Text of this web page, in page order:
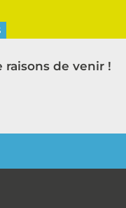
raisons de venir !